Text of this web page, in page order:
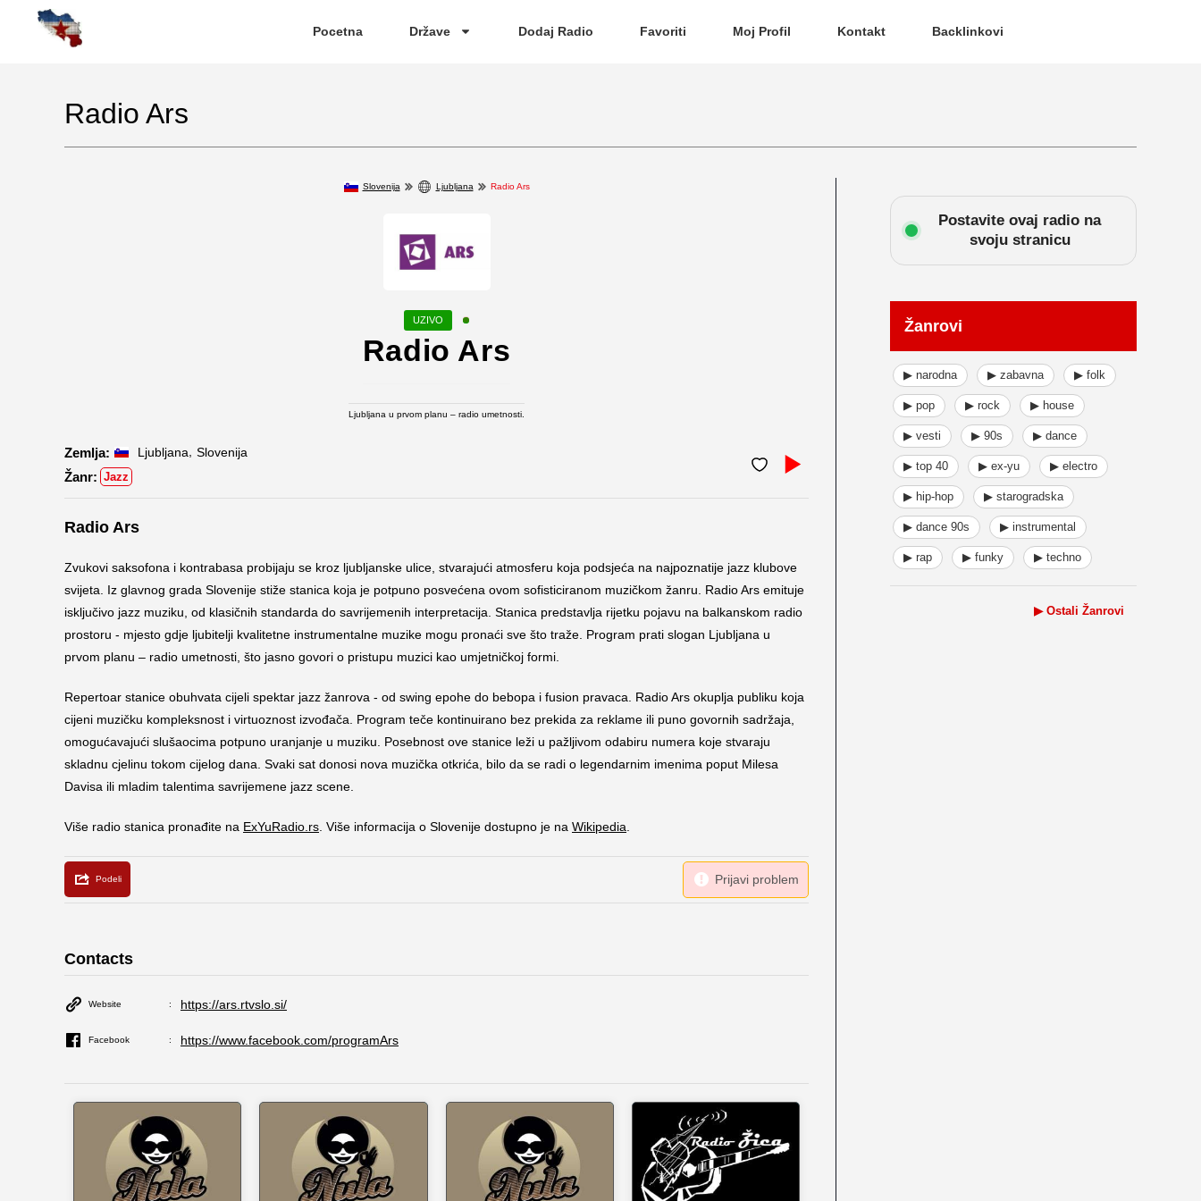
Pocetna Države Dodaj Radio Favoriti Moj Profil Kontakt Backlinkovi
Radio Ars
Slovenija Ljubljana Radio Ars
Radio Ars
Ljubljana u prvom planu – radio umetnosti.
Ljubljana Slovenija
Jazz
Radio Ars
Zvukovi saksofona i kontrabasa probijaju se kroz ljubljanske ulice, stvarajući atmosferu koja podsjeća na najpoznatije jazz klubove
svijeta. Iz glavnog grada Slovenije stiže stanica koja je potpuno posvećena ovom sofisticiranom muzičkom žanru. Radio Ars emituje
isključivo jazz muziku, od klasičnih standarda do savrijemenih interpretacija. Stanica predstavlja rijetku pojavu na balkanskom radio
prostoru - mjesto gdje ljubitelji kvalitetne instrumentalne muzike mogu pronaći sve što traže. Program prati slogan Ljubljana u
prvom planu – radio umetnosti, što jasno govori o pristupu muzici kao umjetničkoj formi.
Repertoar stanice obuhvata cijeli spektar jazz žanrova - od swing epohe do bebopa i fusion pravaca. Radio Ars okuplja publiku koja
cijeni muzičku kompleksnost i virtuoznost izvođača. Program teče kontinuirano bez prekida za reklame ili puno govornih sadržaja,
omogućavajući slušaocima potpuno uranjanje u muziku. Posebnost ove stanice leži u pažljivom odabiru numera koje stvaraju
skladnu cjelinu tokom cijelog dana. Svaki sat donosi nova muzička otkrića, bilo da se radi o legendarnim imenima poput Milesa
Davisa ili mladim talentima savrijemene jazz scene.
Više radio stanica pronađite na ExYuRadio.rs . Više informacija o Slovenije dostupno je na Wikipedia
Contacts
Website https://ars.rtvslo.si/
Facebook https://www.facebook.com/programArs
Postavite ovaj radio na
svoju stranicu
Žanrovi
▶ narodna ▶ zabavna ▶ folk
▶ pop ▶ rock ▶ house
▶ vesti ▶ 90s ▶ dance
▶ top 40 ▶ ex-yu ▶ electro
▶ hip-hop ▶ starogradska
▶ dance 90s ▶ instrumental
▶ rap ▶ funky ▶ techno
▶ Ostali Žanrovi